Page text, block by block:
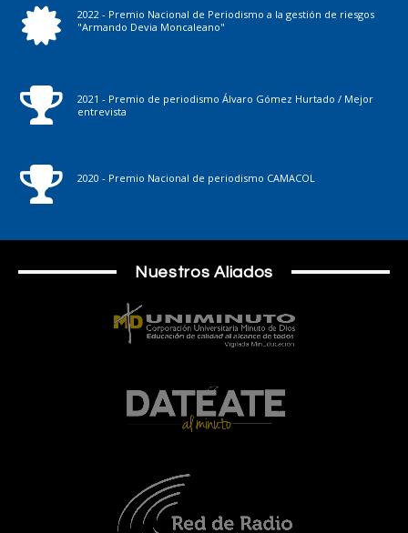
2022 - Premio Nacional de Periodismo a la gestión de riesgos
"Armando Devia Moncaleano"
2021 - Premio de periodismo Álvaro Gómez Hurtado / Mejor
entrevista
2020 - Premio Nacional de periodismo CAMACOL
Nuestros Aliados